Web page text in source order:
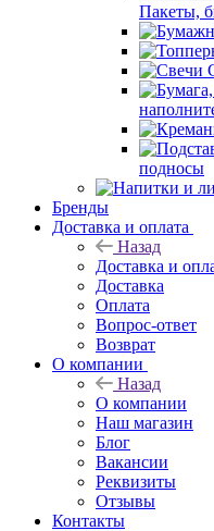
Пакеты,
подносы
Бренды
Доставка и оплата
Назад
Доставка и
Доставка
Оплата
Вопрос-ответ
Возврат
О компании
Назад
О компании
Наш магазин
Блог
Вакансии
Реквизиты
Отзывы
Контакты